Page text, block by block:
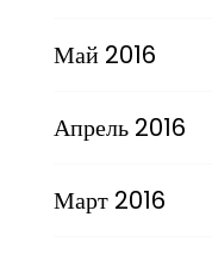
Май 2016
Апрель 2016
Март 2016